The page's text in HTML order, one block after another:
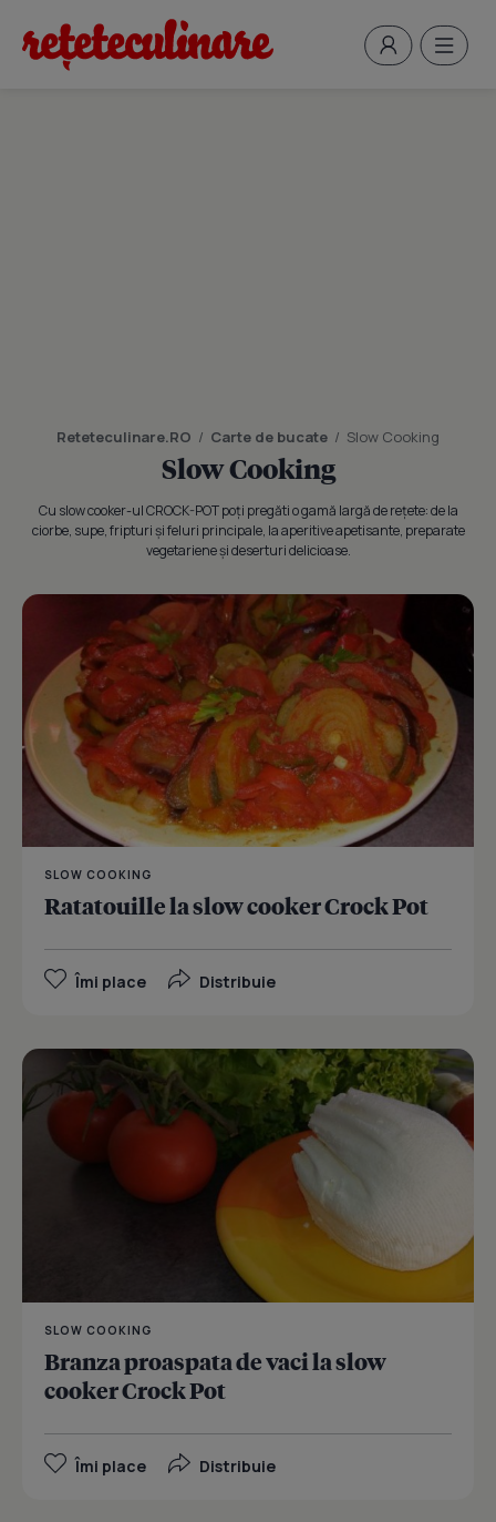
Reteteculinare.RO / Carte de bucate / Slow Cooking
Slow Cooking
Cu slow cooker-ul CROCK-POT poţi pregăti o gamă largă de reţete: de la
ciorbe, supe, fripturi şi feluri principale, la aperitive apetisante, preparate
vegetariene şi deserturi delicioase.
SLOW COOKING
Ratatouille la slow cooker Crock Pot
Îmi place Distribuie
SLOW COOKING
Branza proaspata de vaci la slow
cooker Crock Pot
Îmi place Distribuie